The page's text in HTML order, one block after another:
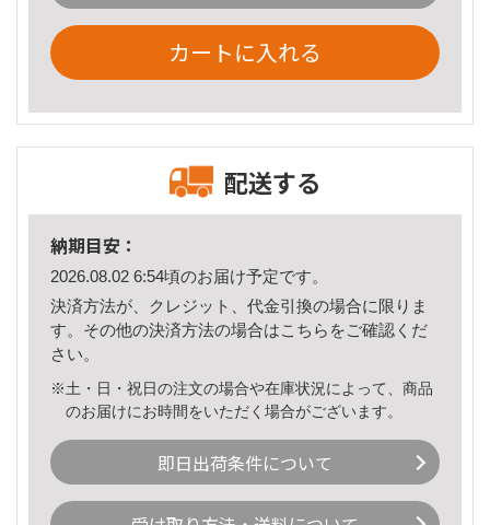
カートに入れる
配送する
納期目安：
2026.08.02 6:54頃のお届け予定です。
決済方法が、クレジット、代金引換の場合に限りま
す。その他の決済方法の場合はこちら をご確認くだ
さい。
※土・日・祝日の注文の場合や在庫状況によって、商品
のお届けにお時間をいただく場合がございます。
即日出荷条件について